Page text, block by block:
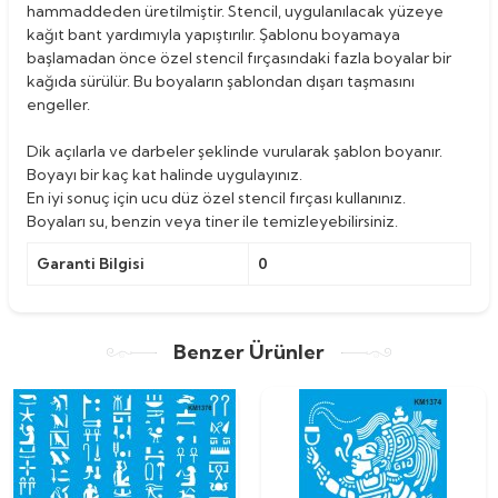
hammaddeden üretilmiştir. Stencil, uygulanılacak yüzeye
kağıt bant yardımıyla yapıştırılır. Şablonu boyamaya
başlamadan önce özel stencil fırçasındaki fazla boyalar bir
kağıda sürülür. Bu boyaların şablondan dışarı taşmasını
engeller.
Dik açılarla ve darbeler şeklinde vurularak şablon boyanır.
Boyayı bir kaç kat halinde uygulayınız.
En iyi sonuç için ucu düz özel stencil fırçası kullanınız.
Boyaları su, benzin veya tiner ile temizleyebilirsiniz.
Garanti Bilgisi 0
Benzer Ürünler